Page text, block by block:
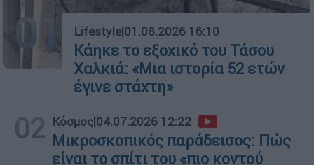
01 Lifestyle|01.08.2026 16:10
Κάηκε το εξοχικό του Τάσου
Χαλκιά: «Μια ιστορία 52 ετών
έγινε στάχτη»
02 Κόσμος|04.07.2026 12:22
Μικροσκοπικός παράδεισος: Πώς
είναι το σπίτι του «πιο κοντού